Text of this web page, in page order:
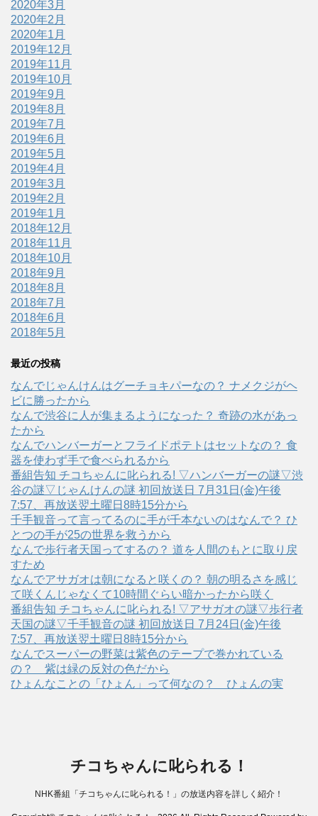
2020年3月
2020年2月
2020年1月
2019年12月
2019年11月
2019年10月
2019年9月
2019年8月
2019年7月
2019年6月
2019年5月
2019年4月
2019年3月
2019年2月
2019年1月
2018年12月
2018年11月
2018年10月
2018年9月
2018年8月
2018年7月
2018年6月
2018年5月
最近の投稿
なんでじゃんけんはグーチョキパーなの？ ナメクジがヘ
ビに勝ったから
なんで渋谷に人が集まるようになった？ 奇跡の水があっ
たから
なんでハンバーガーとフライドポテトはセットなの？ 食
器を使わず手で食べられるから
番組告知 チコちゃんに叱られる! ▽ハンバーガーの謎▽渋
谷の謎▽じゃんけんの謎 初回放送日 7月31日(金)午後
7:57、再放送翌土曜日8時15分から
千手観音って言ってるのに手が千本ないのはなんで？ ひ
とつの手が25の世界を救うから
なんで歩行者天国ってするの？ 道を人間のもとに取り戻
すため
なんでアサガオは朝になると咲くの？ 朝の明るさを感じ
て咲くんじゃなくて10時間ぐらい暗かったから咲く
番組告知 チコちゃんに叱られる! ▽アサガオの謎▽歩行者
天国の謎▽千手観音の謎 初回放送日 7月24日(金)午後
7:57、再放送翌土曜日8時15分から
なんでスーパーの野菜は紫色のテープで巻かれている
の？ 紫は緑の反対の色だから
ひょんなことの「ひょん」って何なの？ ひょんの実
チコちゃんに叱られる！
NHK番組「チコちゃんに叱られる！」の放送内容を詳しく紹介！